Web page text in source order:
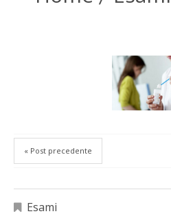
« Post precedente
Esami